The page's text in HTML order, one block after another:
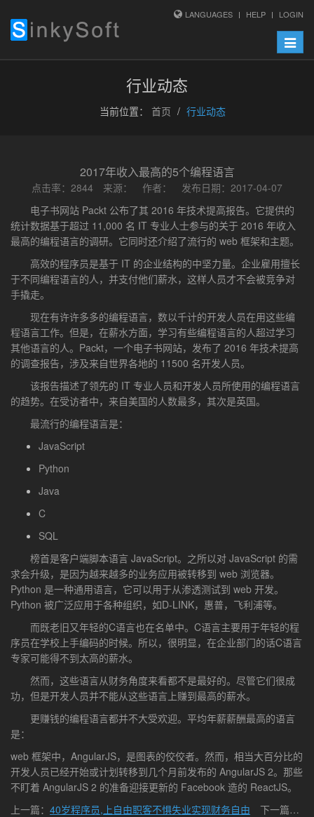
LANGUAGES HELP LOGIN
Toggle
行业动态
当前位置： 首页 行业动态
2017年收入最高的5个编程语言
点击率：2844 来源： 作者： 发布日期：2017-04-07
电子书网站 Packt 公布了其 2016 年技术提高报告。它提供的
统计数据基于超过 11,000 名 IT 专业人士参与的关于 2016 年收入
最高的编程语言的调研。它同时还介绍了流行的 web 框架和主题。
高效的程序员是基于 IT 的企业结构的中坚力量。企业雇用擅长
于不同编程语言的人，并支付他们薪水，这样人员才不会被竞争对
手撬走。
现在有许许多多的编程语言，数以千计的开发人员在用这些编
程语言工作。但是，在薪水方面，学习有些编程语言的人超过学习
其他语言的人。Packt，一个电子书网站，发布了 2016 年技术提高
的调查报告，涉及来自世界各地的 11500 名开发人员。
该报告描述了领先的 IT 专业人员和开发人员所使用的编程语言
的趋势。在受访者中，来自美国的人数最多，其次是英国。
最流行的编程语言是：
JavaScript
Python
Java
C
SQL
榜首是客户端脚本语言 JavaScript。之所以对 JavaScript 的需
求会升级，是因为越来越多的业务应用被转移到 web 浏览器。
Python 是一种通用语言，它可以用于从渗透测试到 web 开发。
Python 被广泛应用于各种组织，如D-LINK，惠普，飞利浦等。
而既老旧又年轻的C语言也在名单中。C语言主要用于年轻的程
序员在学校上手编码的时候。所以，很明显，在企业部门的话C语言
专家可能得不到太高的薪水。
然而，这些语言从财务角度来看都不是最好的。尽管它们很成
功，但是开发人员并不能从这些语言上赚到最高的薪水。
更赚钱的编程语言都并不大受欢迎。平均年薪薪酬最高的语言
是：
web 框架中，AngularJS，是图表的佼佼者。然而，相当大百分比的
开发人员已经开始或计划转移到几个月前发布的 AngularJS 2。那些
不盯着 AngularJS 2 的准备迎接更新的 Facebook 造的 ReactJS。
上一篇： 40岁程序员,上自由职客不惧失业实现财务自由 下一篇：